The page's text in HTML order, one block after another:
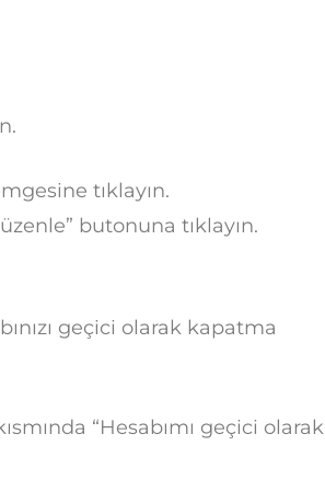
tıklayın.
butonuna tıklayın.
geçici olarak kapatma
“Hesabımı geçici olarak